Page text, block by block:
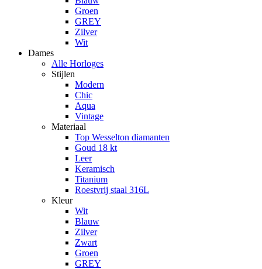
Groen
GREY
Zilver
Wit
Dames
Alle Horloges
Stijlen
Modern
Chic
Aqua
Vintage
Materiaal
Top Wesselton diamanten
Goud 18 kt
Leer
Keramisch
Titanium
Roestvrij staal 316L
Kleur
Wit
Blauw
Zilver
Zwart
Groen
GREY